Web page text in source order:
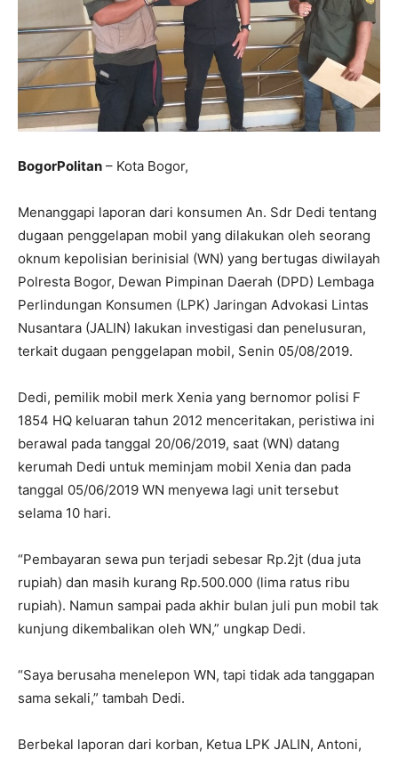
BogorPolitan – Kota Bogor,
Menanggapi laporan dari konsumen An. Sdr Dedi tentang
dugaan penggelapan mobil yang dilakukan oleh seorang
oknum kepolisian berinisial (WN) yang bertugas diwilayah
Polresta Bogor, Dewan Pimpinan Daerah (DPD) Lembaga
Perlindungan Konsumen (LPK) Jaringan Advokasi Lintas
Nusantara (JALIN) lakukan investigasi dan penelusuran,
terkait dugaan penggelapan mobil, Senin 05/08/2019.
Dedi, pemilik mobil merk Xenia yang bernomor polisi F
1854 HQ keluaran tahun 2012 menceritakan, peristiwa ini
berawal pada tanggal 20/06/2019, saat (WN) datang
kerumah Dedi untuk meminjam mobil Xenia dan pada
tanggal 05/06/2019 WN menyewa lagi unit tersebut
selama 10 hari.
“Pembayaran sewa pun terjadi sebesar Rp.2jt (dua juta
rupiah) dan masih kurang Rp.500.000 (lima ratus ribu
rupiah). Namun sampai pada akhir bulan juli pun mobil tak
kunjung dikembalikan oleh WN,” ungkap Dedi.
“Saya berusaha menelepon WN, tapi tidak ada tanggapan
sama sekali,” tambah Dedi.
Berbekal laporan dari korban, Ketua LPK JALIN, Antoni,